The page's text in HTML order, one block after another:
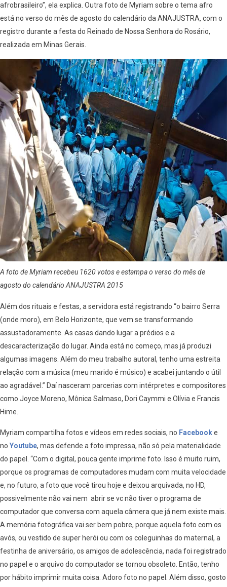
afrobrasileiro”, ela explica. Outra foto de Myriam sobre o tema afro
está no verso do mês de agosto do calendário da ANAJUSTRA, com o
registro durante a festa do Reinado de Nossa Senhora do Rosário,
realizada em Minas Gerais.
A foto de Myriam recebeu 1620 votos e estampa o verso do mês de
agosto do calendário ANAJUSTRA 2015
Além dos rituais e festas, a servidora está registrando “o bairro Serra
(onde moro), em Belo Horizonte, que vem se transformando
assustadoramente. As casas dando lugar a prédios e a
descaracterização do lugar. Ainda está no começo, mas já produzi
algumas imagens. Além do meu trabalho autoral, tenho uma estreita
relação com a música (meu marido é músico) e acabei juntando o útil
ao agradável.” Daí nasceram parcerias com intérpretes e compositores
como Joyce Moreno, Mônica Salmaso, Dori Caymmi e Olívia e Francis
Hime.
Myriam compartilha fotos e vídeos em redes sociais, no Facebooke
no Youtube, mas defende a foto impressa, não só pela materialidade
do papel. “Com o digital, pouca gente imprime foto. Isso é muito ruim,
porque os programas de computadores mudam com muita velocidade
e, no futuro, a foto que você tirou hoje e deixou arquivada, no HD,
possivelmente não vai nem abrir se vc não tiver o programa de
computador que conversa com aquela câmera que já nem existe mais.
A memória fotográfica vai ser bem pobre, porque aquela foto com os
avós, ou vestido de super herói ou com os coleguinhas do maternal, a
festinha de aniversário, os amigos de adolescência, nada foi registrado
no papel e o arquivo do computador se tornou obsoleto. Então, tenho
por hábito imprimir muita coisa. Adoro foto no papel. Além disso, gosto